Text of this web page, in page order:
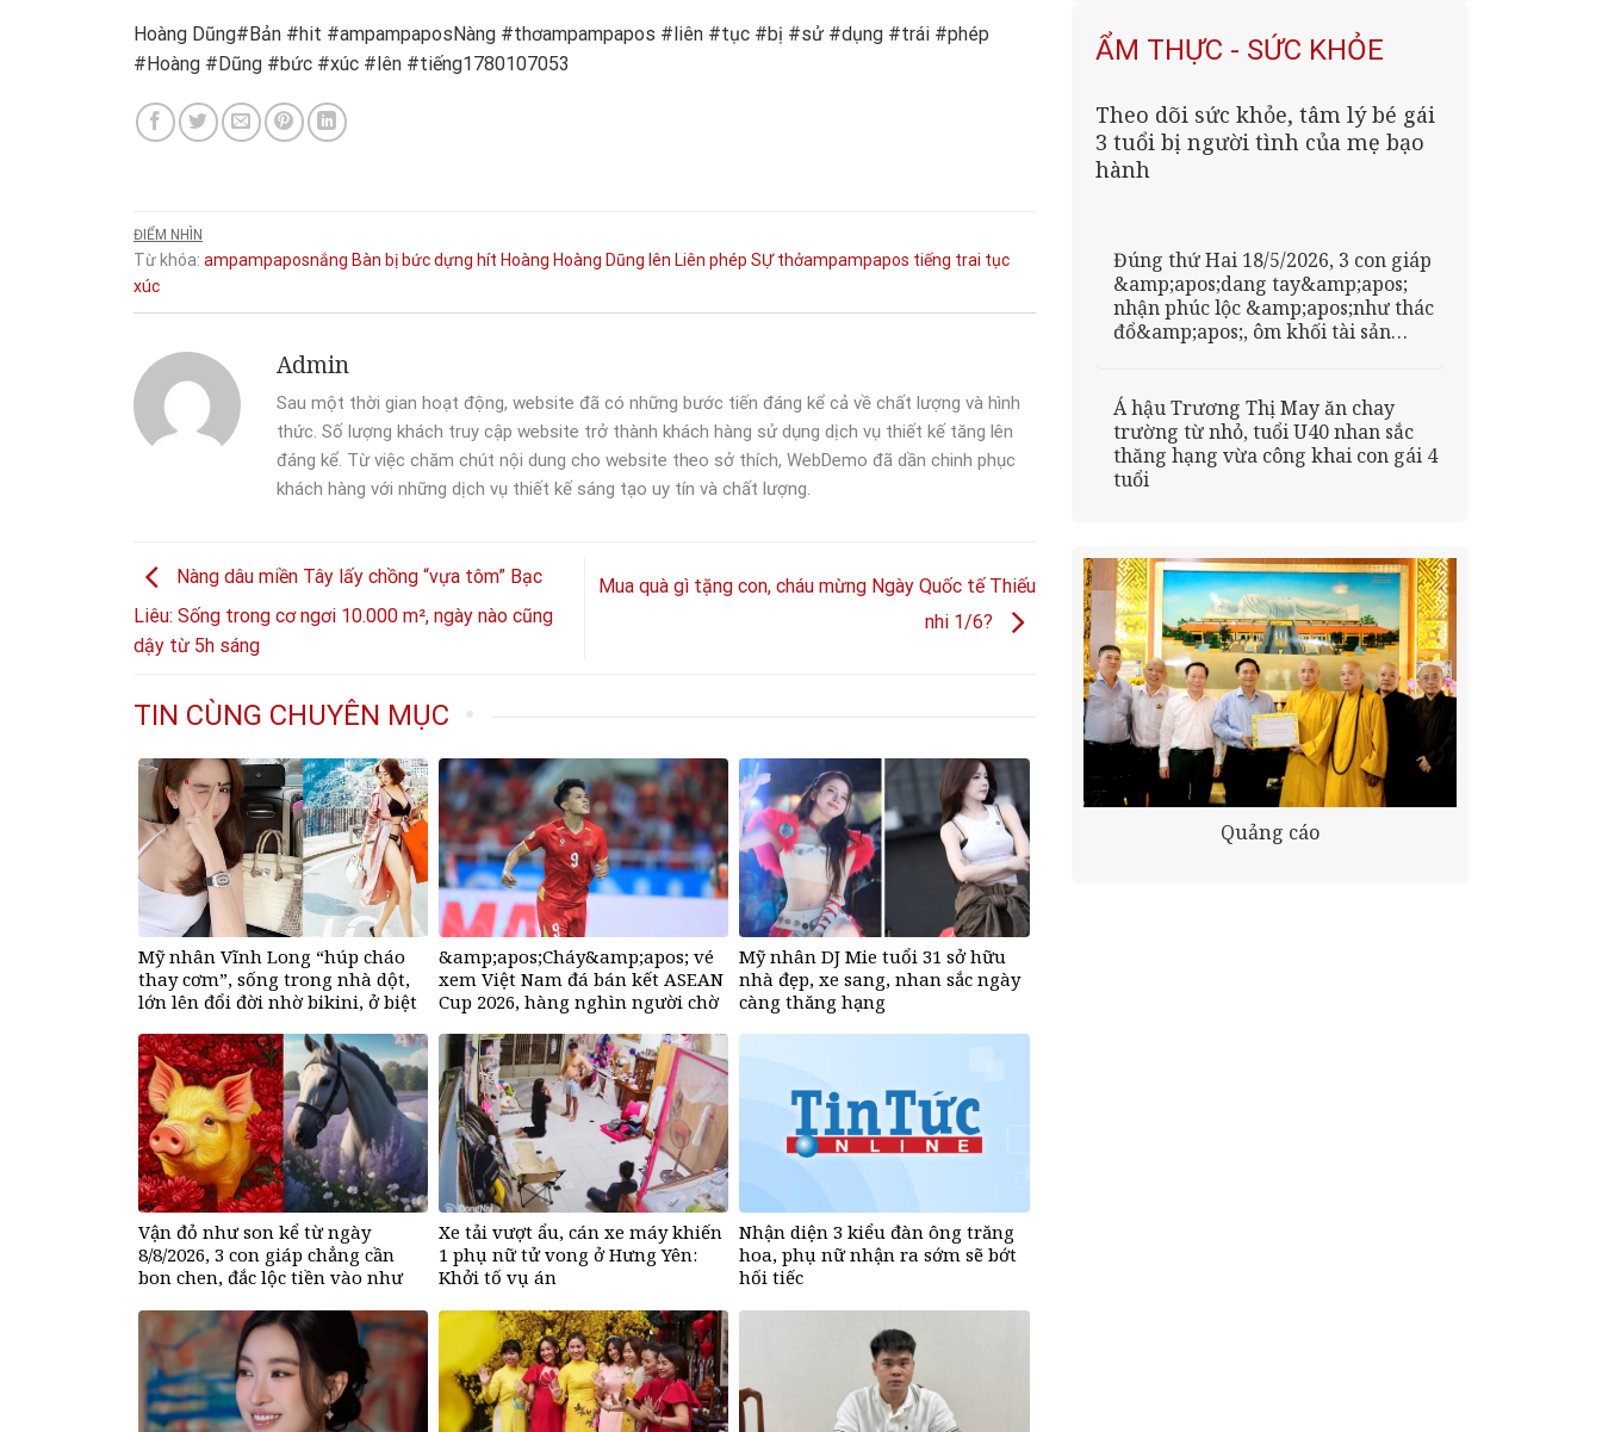
Hoàng Dũng#Bản #hit #ampampaposNàng #thơampampapos #liên #tục #bị #sử #dụng #trái #phép
#Hoàng #Dũng #bức #xúc #lên #tiếng1780107053
ĐIỂM NHÌN
Từ khóa: ampampaposnắng Bàn bịbứcdựng hít Hoàng Hoàng Dũng lên Liên phép SỰ thởampampapos tiếng trai tục
xúc
Admin
Sau một thời gian hoạt động, website đã có những bước tiến đáng kể cả về chất lượng và hình
thức. Số lượng khách truy cập website trở thành khách hàng sử dụng dịch vụ thiết kế tăng lên
đáng kể. Từ việc chăm chút nội dung cho website theo sở thích, WebDemo đã dần chinh phục
khách hàng với những dịch vụ thiết kế sáng tạo uy tín và chất lượng.
Nàng dâu miền Tây lấy chồng “vựa tôm” Bạc
Liêu: Sống trong cơ ngơi 10.000 m², ngày nào cũng
dậy từ 5h sáng
Mua quà gì tặng con, cháu mừng Ngày Quốc tế Thiếu
nhi 1/6?
TIN CÙNG CHUYÊN MỤC
Mỹ nhân Vĩnh Long “húp cháo
thay cơm”, sống trong nhà dột,
lớn lên đổi đời nhờ bikini, ở biệt
&amp;apos;Cháy&amp;apos; vé
xem Việt Nam đá bán kết ASEAN
Cup 2026, hàng nghìn người chờ
Mỹ nhân DJ Mie tuổi 31 sở hữu
nhà đẹp, xe sang, nhan sắc ngày
càng thăng hạng
Vận đỏ như son kể từ ngày
8/8/2026, 3 con giáp chẳng cần
bon chen, đắc lộc tiền vào như
bước lên hương đổi đời
Xe tải vượt ẩu, cán xe máy khiến
1 phụ nữ tử vong ở Hưng Yên:
Khởi tố vụ án
Nhận diện 3 kiểu đàn ông trăng
hoa, phụ nữ nhận ra sớm sẽ bớt
hối tiếc
ẨM THỰC - SỨC KHỎE
Theo dõi sức khỏe, tâm lý bé gái
3 tuổi bị người tình của mẹ bạo
hành
Đúng thứ Hai 18/5/2026, 3 con giáp
&amp;apos;dang tay&amp;apos;
nhận phúc lộc &amp;apos;như thác
đổ&amp;apos;, ôm khối tài sản
Á hậu Trương Thị May ăn chay
trường từ nhỏ, tuổi U40 nhan sắc
thăng hạng vừa công khai con gái 4
tuổi
Quảng cáo